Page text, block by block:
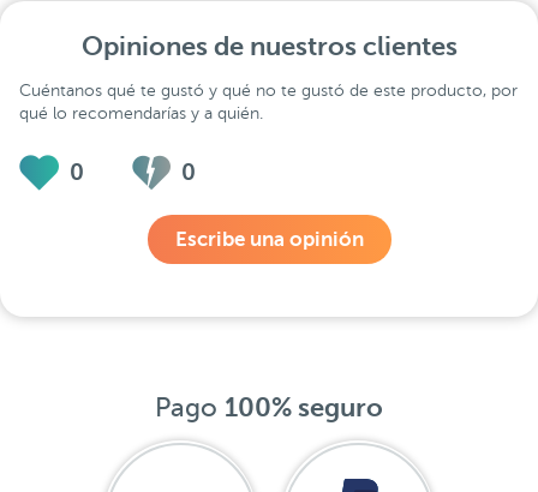
Opiniones de nuestros clientes
Cuéntanos qué te gustó y qué no te gustó de este producto, por
qué lo recomendarías y a quién.
0 0
Escribe una opinión
Pago 100% seguro